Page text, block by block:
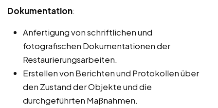
Dokumentation:
Anfertigung von schriftlichen und
fotografischen Dokumentationen der
Restaurierungsarbeiten.
Erstellen von Berichten und Protokollen über
den Zustand der Objekte und die
durchgeführten Maßnahmen.